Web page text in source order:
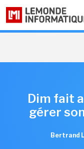
Dim fait
gérer
Bertrand